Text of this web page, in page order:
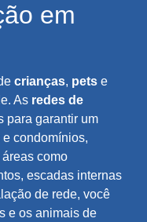
em
crianças, pets e
As redes de
para garantir um
condomínios,
como
escadas internas
de rede, você
e os animais de